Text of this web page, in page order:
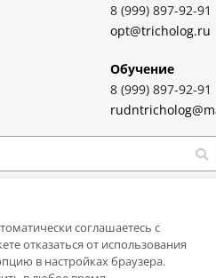
8 (999) 897-92-91
opt@tricholog.ru
Обучение
8 (999) 897-92-91
соглашаетесь с
отказаться от использования
в настройках браузера.